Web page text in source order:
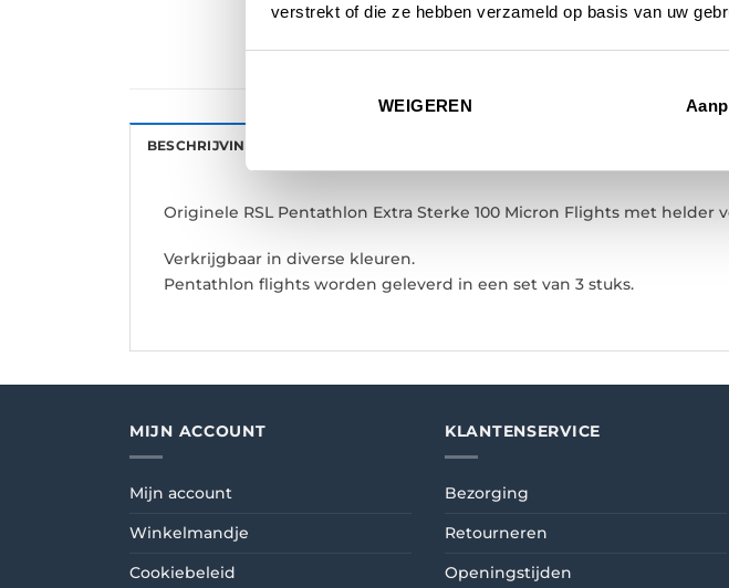
verstrekt of die ze hebben verzameld op basis van uw
WEIGEREN
BESCHRIJVING
Originele RSL Pentathlon Extra Sterke 100 Micron Flights met helder
Verkrijgbaar in diverse kleuren.
Pentathlon flights worden geleverd in een set van 3 stuks.
MIJN ACCOUNT
Mijn account
Winkelmandje
Cookiebeleid
KLANTENSERVICE
Bezorging
Retourneren
Openingstijden